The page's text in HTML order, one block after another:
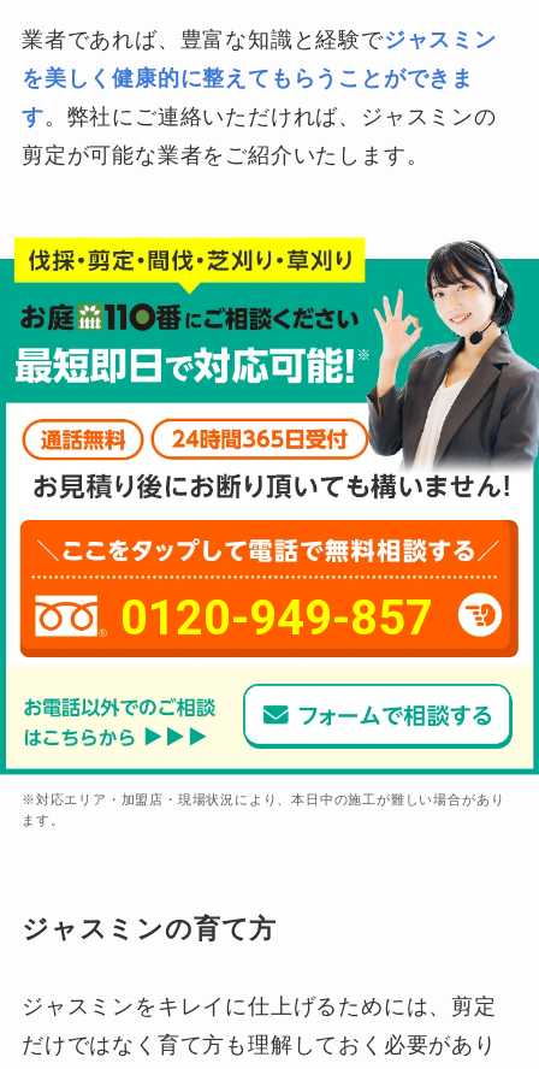
業者であれば、豊富な知識と経験でジャスミン
を美しく健康的に整えてもらうことができま
す。弊社にご連絡いただければ、ジャスミンの
剪定が可能な業者をご紹介いたします。
0120-949-857
※対応エリア・加盟店・現場状況により、本日中の施工が難しい場合があり
ます。
ジャスミンの育て方
ジャスミンをキレイに仕上げるためには、剪定
だけではなく育て方も理解しておく必要があり